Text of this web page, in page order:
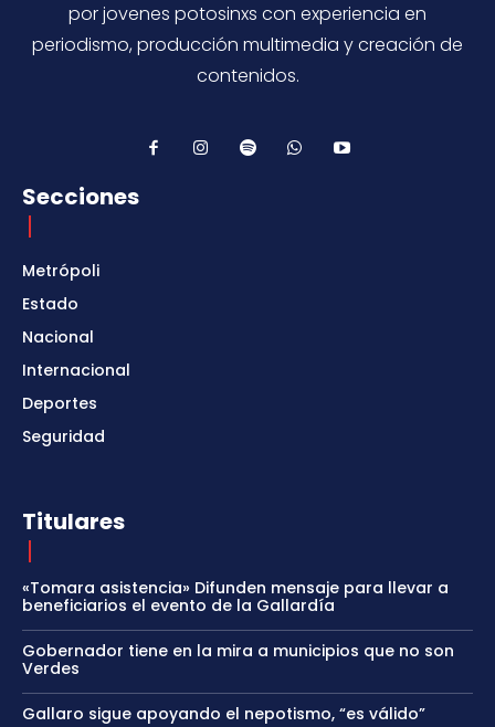
por jovenes potosinxs con experiencia en
periodismo, producción multimedia y creación de
contenidos.
Secciones
Metrópoli
Estado
Nacional
Internacional
Deportes
Seguridad
Titulares
«Tomara asistencia» Difunden mensaje para llevar a
beneficiarios el evento de la Gallardía
Gobernador tiene en la mira a municipios que no son
Verdes
Gallaro sigue apoyando el nepotismo, “es válido”